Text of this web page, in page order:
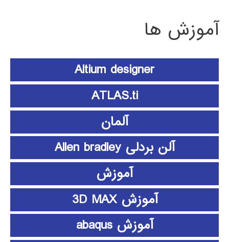
آموزش ها
Altium designer
ATLAS.ti
آلمان
آلن بردلی Allen bradley
آموزش
آموزش 3D MAX
آموزش abaqus